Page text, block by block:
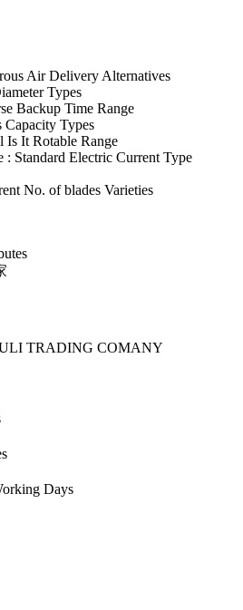
Air Delivery Alternatives
Types
Backup Time Range
Capacity Types
Is It Rotable Range
: Standard Electric Current Type
No. of blades Varieties
TRADING COMANY
Days